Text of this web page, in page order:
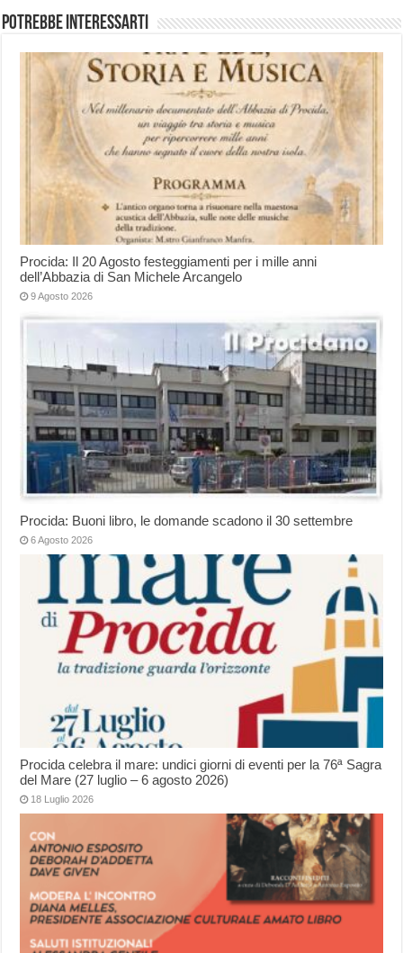
Potrebbe interessarti
Procida: Il 20 Agosto festeggiamenti per i mille anni
dell’Abbazia di San Michele Arcangelo
9 Agosto 2026
Procida: Buoni libro, le domande scadono il 30 settembre
6 Agosto 2026
Procida celebra il mare: undici giorni di eventi per la 76ª Sagra
del Mare (27 luglio – 6 agosto 2026)
18 Luglio 2026